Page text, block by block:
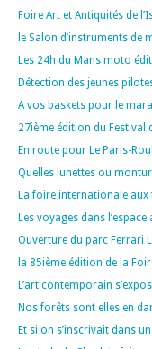
Foire Art et Antiquités de
le Salon d’instruments de
Les 24h du Mans moto
Détection des jeunes
A vos baskets pour le
27ième édition du Festival
En route pour Le Paris-
Quelles lunettes ou
La foire internationale
Les voyages dans
Ouverture du parc Ferrari
la 85ième édition de la
L’art contemporain
Nos forêts sont elles en
Et si on s’inscrivait dans